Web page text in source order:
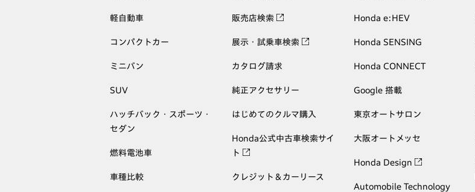
軽自動車
コンパクトカー
ミニバン
SUV
ハッチバック・スポーツ・
セダン
燃料電池車
車種比較
販売店検索
展示・試乗車検索
カタログ請求
純正アクセサリー
はじめてのクルマ購入
Honda公式中古車検索サイ
ト
クレジット＆カーリース
Honda e:HEV
Honda SENSING
Honda CONNECT
Google 搭載
東京オートサロン
大阪オートメッセ
Honda Design
Automobile Technology